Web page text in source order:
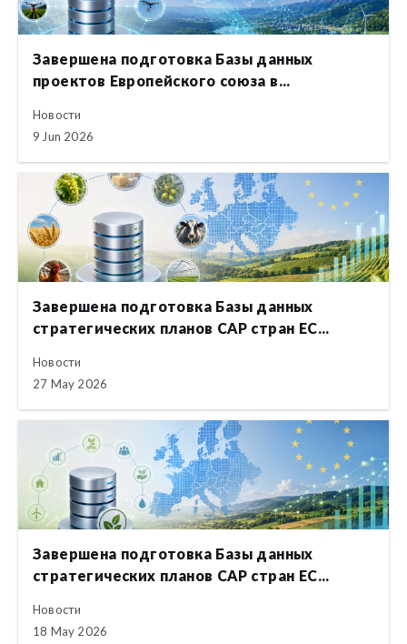
Завершена подготовка Базы данных
проектов Европейского союза в...
Новости
9 Jun 2026
Завершена подготовка Базы данных
стратегических планов CAP стран ЕС...
Новости
27 May 2026
Завершена подготовка Базы данных
стратегических планов CAP стран ЕС...
Новости
18 May 2026